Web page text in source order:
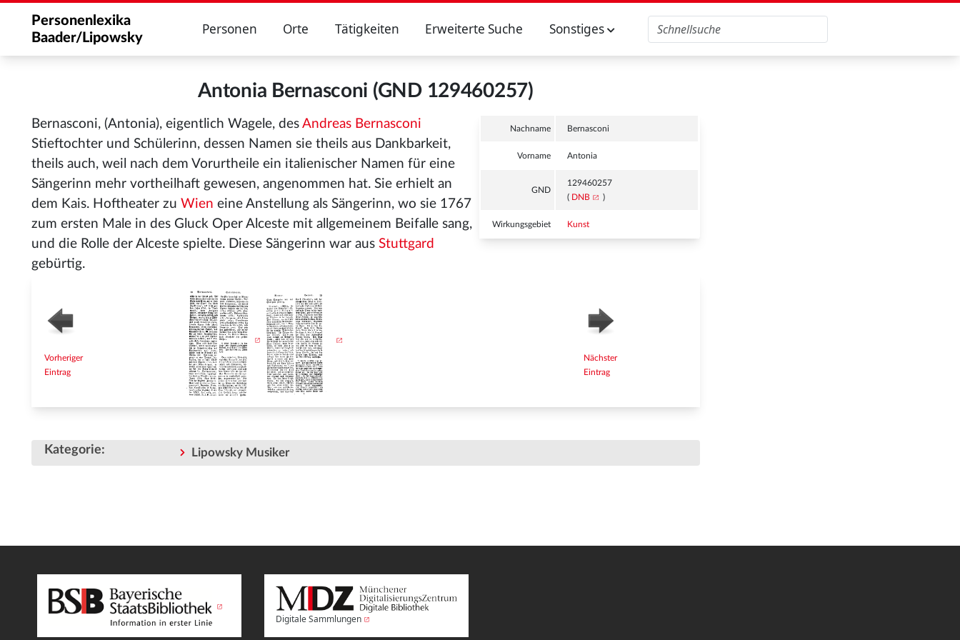
Personenlexika
Baader/Lipowsky
Personen Orte Tätigkeiten Erweiterte Suche Sonstiges
Antonia Bernasconi (GND 129460257)
Nachname Bernasconi
Vorname Antonia
GND
129460257
( DNB )
Wirkungsgebiet Kunst
Bernasconi, (Antonia), eigentlich Wagele, des Andreas Bernasconi
Stieftochter und Schülerinn, dessen Namen sie theils aus Dankbarkeit,
theils auch, weil nach dem Vorurtheile ein italienischer Namen für eine
Sängerinn mehr vortheilhaft gewesen, angenommen hat. Sie erhielt an
dem Kais. Hoftheater zu Wien eine Anstellung als Sängerinn, wo sie 1767
zum ersten Male in des Gluck Oper Alceste mit allgemeinem Beifalle sang,
und die Rolle der Alceste spielte. Diese Sängerinn war aus Stuttgard
gebürtig.
Vorheriger
Eintrag
Nächster
Eintrag
Kategorie: Lipowsky Musiker
Digitale Sammlungen